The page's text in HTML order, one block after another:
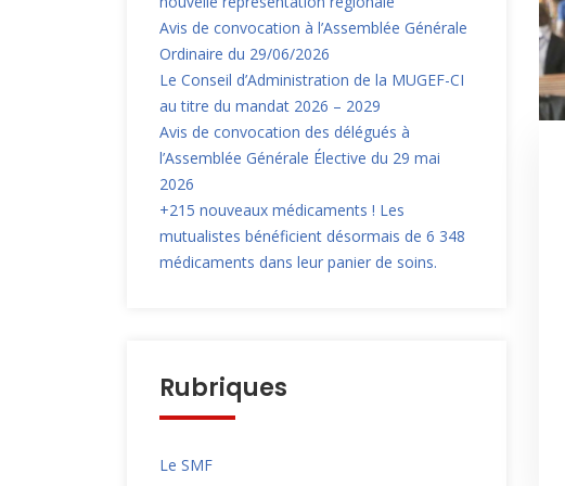
Avis de convocation à l’Assemblée Générale
Ordinaire du 29/06/2026
Le Conseil d’Administration de la MUGEF-CI
au titre du mandat 2026 – 2029
Avis de convocation des délégués à
l’Assemblée Générale Élective du 29 mai
2026
+215 nouveaux médicaments ! Les
mutualistes bénéficient désormais de 6 348
médicaments dans leur panier de soins.
Rubriques
Le SMF